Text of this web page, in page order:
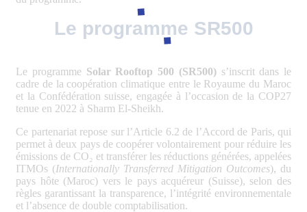
Le programme SR500
Le programme Solar Rooftop 500 (SR500)s’inscrit dans le
cadre de la coopération climatique entre le Royaume du Maroc
et la Confédération suisse, engagée à l’occasion de la COP27
tenue en 2022 à Sharm El-Sheikh.
Ce partenariat repose sur l’Article 6.2 de l’Accord de Paris, qui
permet à deux pays de coopérer volontairement pour réduire les
émissions de CO₂ et transférer les réductions générées, appelées
ITMOs (Internationally Transferred Mitigation Outcomes), du
pays hôte (Maroc) vers le pays acquéreur (Suisse), selon des
règles garantissant la transparence, l’intégrité environnementale
et l’absence de double comptabilisation.